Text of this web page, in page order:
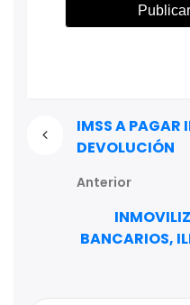
IMSS A PAGAR
DEVOLUCIÓN
Anterior
BANCARIOS,